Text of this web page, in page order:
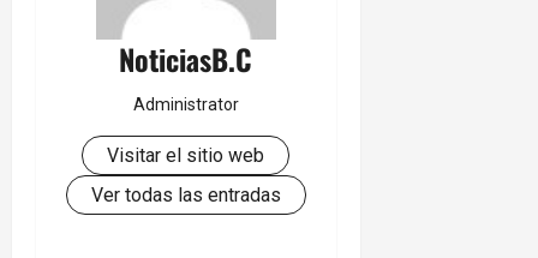
NoticiasB.C
Administrator
Visitar el sitio web
Ver todas las entradas